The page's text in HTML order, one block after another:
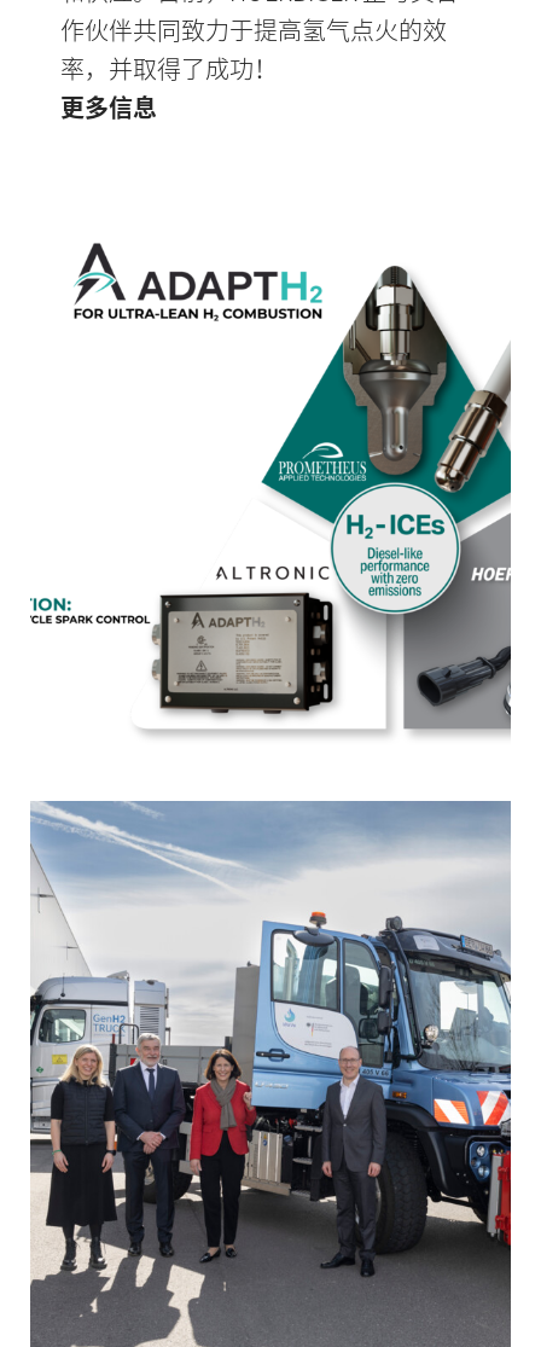
作伙伴共同致力于提高氢气点火的效
率，并取得了成功！
更多信息